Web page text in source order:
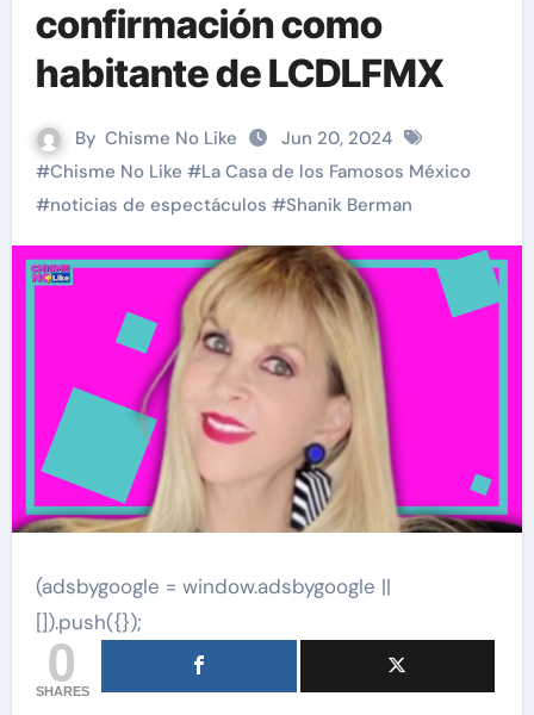
confirmación como
habitante de LCDLFMX
By Chisme No Like
Jun 20, 2024
#Chisme No Like #La Casa de los Famosos México
#noticias de espectáculos #Shanik Berman
(adsbygoogle = window.adsbygoogle ||
[]).push({});
0
SHARES